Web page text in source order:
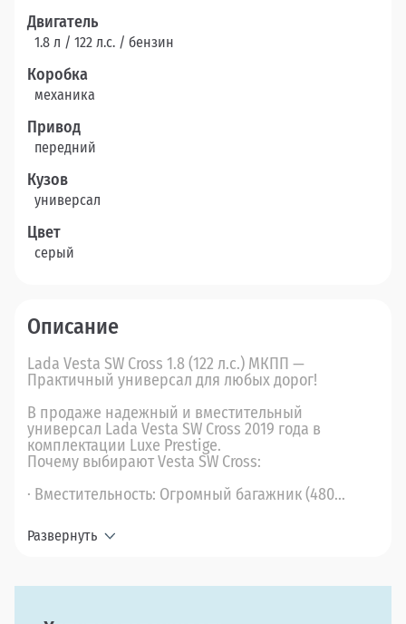
Двигатель
1.8 л / 122 л.c. / бензин
Коробка
механика
Привод
передний
Кузов
универсал
Цвет
серый
Описание
Lada Vesta SW Cross 1.8 (122 л.с.) МКПП —
Практичный универсал для любых дорог!
В продаже надежный и вместительный
универсал Lada Vesta SW Cross 2019 года в
комплектации Luxe Prestige.
Почему выбирают Vesta SW Cross:
· Вместительность: Огромный багажник (480...
Развернуть